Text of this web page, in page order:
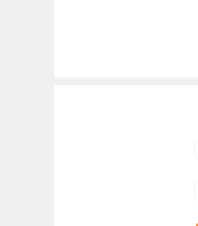
4.重症或难治性癫痫或其
医院（或结核病防治所）